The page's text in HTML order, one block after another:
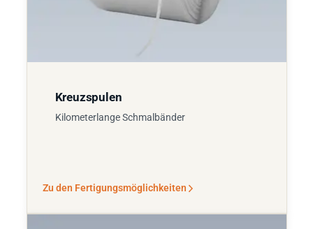
Kreuzspulen
Kilometerlange Schmalbänder
Zu den Fertigungsmöglichkeiten